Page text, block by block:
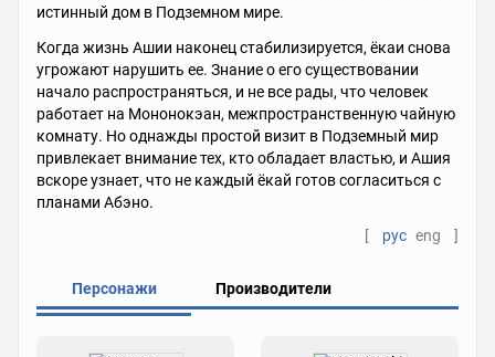
истинный дом в Подземном мире.
Когда жизнь Ашии наконец стабилизируется, ёкаи снова
угрожают нарушить ее. Знание о его существовании
начало распространяться, и не все рады, что человек
работает на Мононокэан, межпространственную чайную
комнату. Но однажды простой визит в Подземный мир
привлекает внимание тех, кто обладает властью, и Ашия
вскоре узнает, что не каждый ёкай готов согласиться с
планами Абэно.
[
рус eng ]
Персонажи Производители